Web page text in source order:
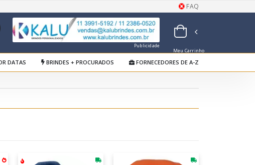
FAQ
Publicidade
Meu Carrinho
de Orçamentos
DATAS BRINDES + PROCURADOS FORNECEDORES DE A-Z